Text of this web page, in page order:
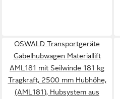
OSWALD Transportgeräte
Gabelhubwagen Materiallift
AML181 mit Seilwinde 181 kg
Tragkraft, 2500 mm Hubhöhe,
(AML181), Hubsystem aus